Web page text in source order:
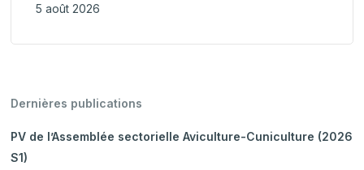
5 août 2026
Dernières publications
PV de l’Assemblée sectorielle Aviculture-Cuniculture (2026
S1)